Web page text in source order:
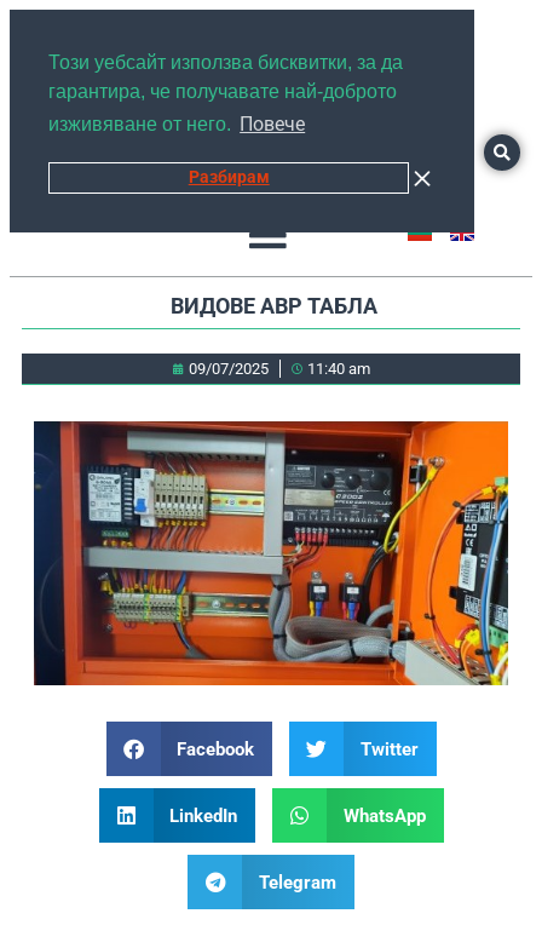
Този уебсайт използва бисквитки, за да
гарантира, че получавате най-доброто
изживяване от него.
Повече
Разбирам
ВИДОВЕ АВР ТАБЛА
09/07/2025 11:40 am
Facebook Twitter
LinkedIn WhatsApp
Telegram